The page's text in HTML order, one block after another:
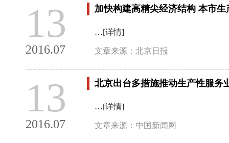
13
2016.07
加快构建高精尖经济结构 本市
…[详情]
文章来源：北京日报
13
2016.07
北京出台多措施推动生产性服务
…[详情]
文章来源：中国新闻网